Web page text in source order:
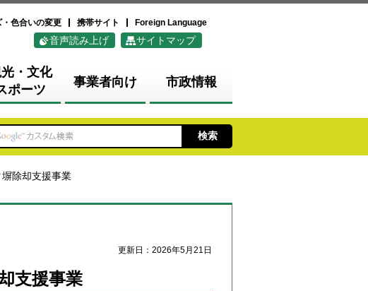
色合いの変更 携帯サイト Foreign Language
音声読み上げ サイトマップ
・文化
ポーツ
事業者向け 市政情報
除却支援事業
更新日：2026年5月21日
支援事業